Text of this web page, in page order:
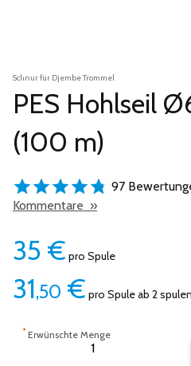
Schnur für Djembe Trommel
PES Hohlseil
(100 m)
97
Kommentare »
35 € pro Spule
31,50 € pro Spule ab 2 spulen
*Erwünschte Menge